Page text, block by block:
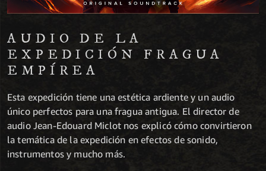
AUDIO DE LA
EXPEDICIÓN FRAGUA
EMPÍREA
Esta expedición tiene una estética ardiente y un audio
único perfectos para una fragua antigua. El director de
audio Jean-Edouard Miclot nos explicó cómo convirtieron
la temática de la expedición en efectos de sonido,
instrumentos y mucho más.